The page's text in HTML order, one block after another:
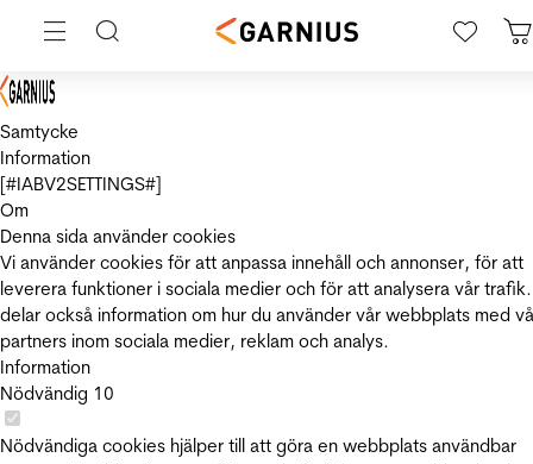
Samtycke
Information
[#IABV2SETTINGS#]
Om
Denna sida använder cookies
Vi använder cookies för att anpassa innehåll och annonser, för att
leverera funktioner i sociala medier och för att analysera vår
delar också information om hur du använder vår webbplats med
partners inom sociala medier, reklam och analys.
Information
Nödvändig 10
Nödvändiga cookies hjälper till att göra en webbplats användbar